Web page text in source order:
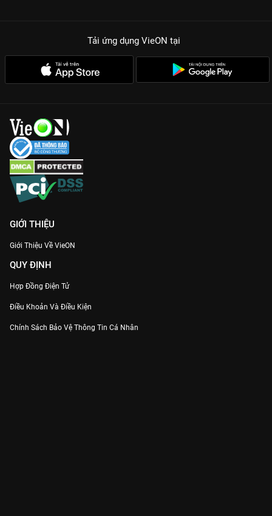
Tải ứng dụng VieON tại
GIỚI THIỆU
Giới Thiệu Về VieON
QUY ĐỊNH
Hợp Đồng Điện Tử
Điều Khoản Và Điều Kiện
Chính Sách Bảo Vệ Thông Tin Cá Nhân